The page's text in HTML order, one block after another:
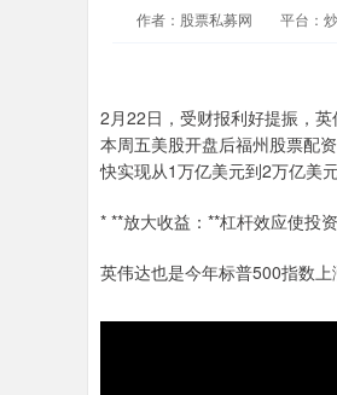
作者：股票私募网 平台：
2月22日，受财报利好提振，
本周五美股开盘后福州股票配
快实现从1万亿美元到2万亿美
* **放大收益：**杠杆效应使投
英伟达也是今年标普500指数上